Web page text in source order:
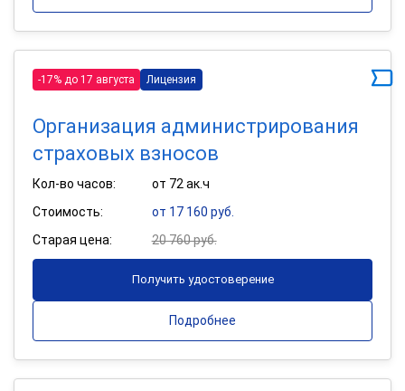
-17% до 17 августа Лицензия
Организация администрирования
страховых взносов
Кол-во часов:
от 72 ак.ч
Стоимость:
от 17 160 руб.
Старая цена:
20 760 руб.
Получить удостоверение
Подробнее